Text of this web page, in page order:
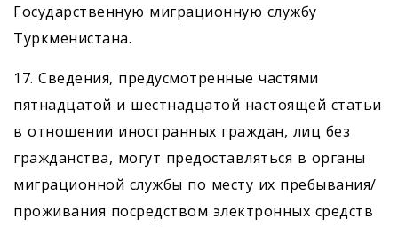
Государственную миграционную службу
Туркменистана.
17. Сведения, предусмотренные частями
пятнадцатой и шестнадцатой настоящей статьи
в отношении иностранных граждан, лиц без
гражданства, могут предоставляться в органы
миграционной службы по месту их пребывания/
проживания посредством электронных средств